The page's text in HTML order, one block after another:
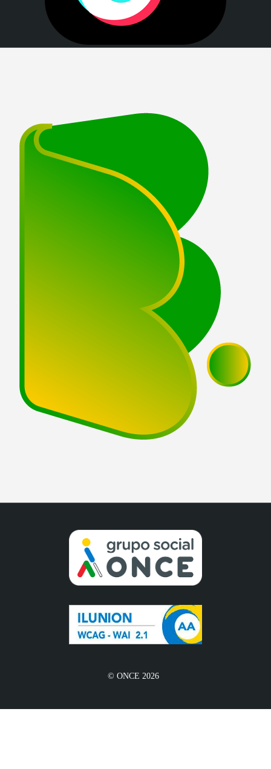
© ONCE 2026